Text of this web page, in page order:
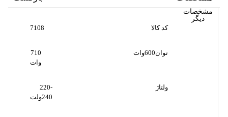
مشخصات
دیگر
کد کالا 7108
توان600وات
710
وات
ولتاژ
220-
240ولت